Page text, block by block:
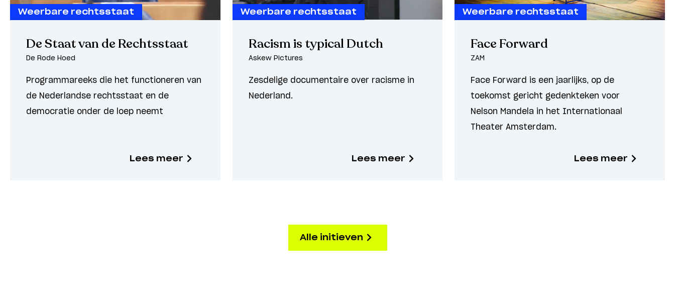
Weerbare rechtsstaat
De Staat van de Rechtsstaat
De Rode Hoed
Programmareeks die het functioneren van
de Nederlandse rechtsstaat en de
democratie onder de loep neemt
Lees meer
Weerbare rechtsstaat
Racism is typical Dutch
Askew Pictures
Zesdelige documentaire over racisme in
Nederland.
Lees meer
Weerbare rechtsstaat
Face Forward
ZAM
Face Forward is een jaarlijks, op de
toekomst gericht gedenkteken voor
Nelson Mandela in het Internationaal
Theater Amsterdam.
Lees meer
Alle initieven